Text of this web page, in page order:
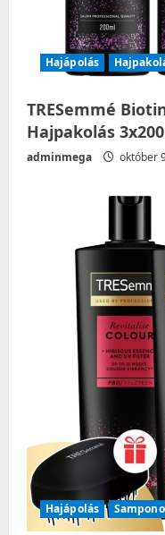
Hajápolás
TRESemmé
Hajpakolás
adminmega október
Hajápolás